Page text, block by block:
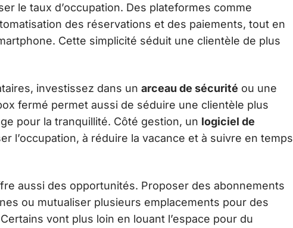
le taux d’occupation. Des plateformes comme
des réservations et des paiements, tout en
Cette simplicité séduit une clientèle de plus
investissez dans un arceau de sécurité ou une
fermé permet aussi de séduire une clientèle plus
pour la tranquillité. Côté gestion, un logiciel de
l’occupation, à réduire la vacance et à suivre en temps
aussi des opportunités. Proposer des abonnements
ou mutualiser plusieurs emplacements pour des
vont plus loin en louant l’espace pour du